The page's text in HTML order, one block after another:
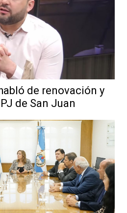
de renovación y
de San Juan